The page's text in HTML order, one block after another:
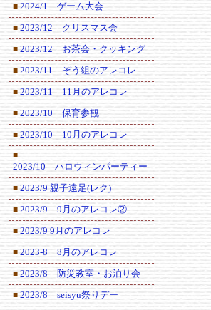
■ 2024/1 ゲーム大会
■ 2023/12 クリスマス会
■ 2023/12 お茶会・クッキング
■ 2023/11 ぞう組のアレコレ
■ 2023/11 11月のアレコレ
■ 2023/10 保育参観
■ 2023/10 10月のアレコレ
■
2023/10 ハロウィンパーティー
■ 2023/9 親子遠足(レク)
■ 2023/9 9月のアレコレ②
■ 2023/9 9月のアレコレ
■ 2023-8 8月のアレコレ
■ 2023/8 防災教室・お泊り会
■ 2023/8 seisyu祭りデー